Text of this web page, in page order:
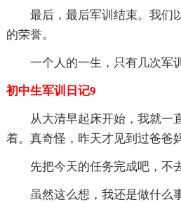
最后，最后军训结束。我们
的荣誉。
一个人的一生，只有几次军
初中生军训日记9
从大清早起床开始，我就一
着。真奇怪，昨天才见到过爸
先把今天的任务完成吧，不
虽然这么想，我还是做什么